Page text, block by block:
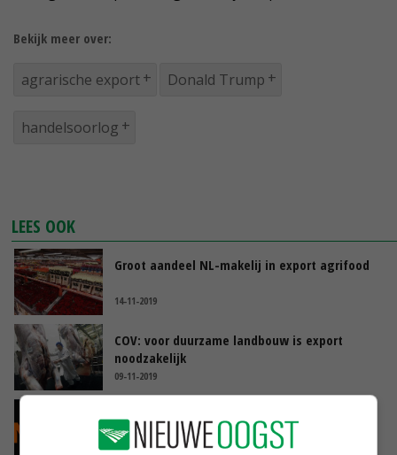
Bekijk meer over:
agrarische export Donald Trump
handelsoorlog
LEES OOK
Groot aandeel NL-makelij in export agrifood
14-11-2019
COV: voor duurzame landbouw is export
noodzakelijk
09-11-2019
Tulp in nieuw exportlogo Nederland
09-11-2019